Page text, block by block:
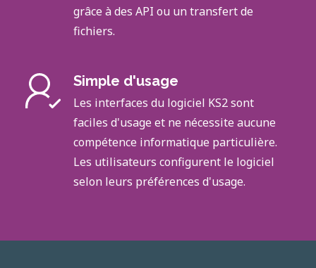
grâce à des API ou un transfert de
fichiers.
Simple d'usage
Les interfaces du logiciel KS2 sont
faciles d'usage et ne nécessite aucune
compétence informatique particulière.
Les utilisateurs configurent le logiciel
selon leurs préférences d'usage.